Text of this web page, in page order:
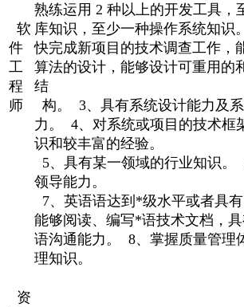
软
件
工
程
师
熟练运用 2 种以上的开发工具，
库知识，至少一种操作系统知识
快完成新项目的技术调查工作，
算法的设计，能够设计可重用的
结
构。 3、具有系统设计能力及
力。 4、对系统或项目的技术框
识和较丰富的经验。
5、具有某一领域的行业知识。
领导能力。
7、英语语达到*级水平或者具有
能够阅读、编写*语技术文档，
语沟通能力。 8、掌握质量管理
理知识。
资